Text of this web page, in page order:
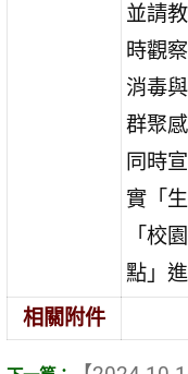
並請
時觀
消毒
群聚
同時
實「
「校
點」
相關附件